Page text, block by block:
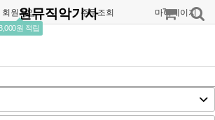
회원가입
원 적립
주문조회 마이페이지
원뮤직악기사